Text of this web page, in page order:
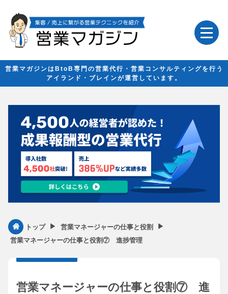
営業マガジンはBtoB専門の営業代行・営業コンサルティングを行う
アイランド・ブレインが運営しています。
トップ ▶︎ 営業マネージャーの仕事と役割 ▶︎
営業マネージャーの仕事と役割⑦ 進捗管理
営業マネージャーの仕事と役割⑦ 進